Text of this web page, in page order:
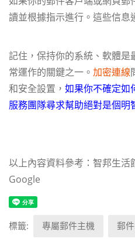
讀並根據指示進行。這些信息
記住，保持你的系統、軟體
常運作的關鍵之一。 加密連線
和安全設置， 如果你不確定如
服務團隊尋求幫助絕對是個明
以上內容資料參考：智邦生活
Google
標籤: 專屬郵件主機 郵